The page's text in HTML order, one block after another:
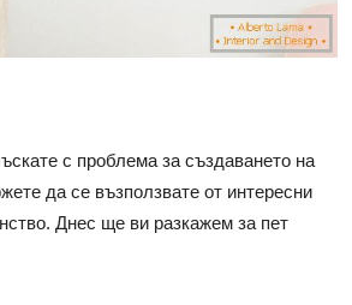
с проблема за създаването на
да се възползвате от интересни
Днес ще ви разкажем за пет